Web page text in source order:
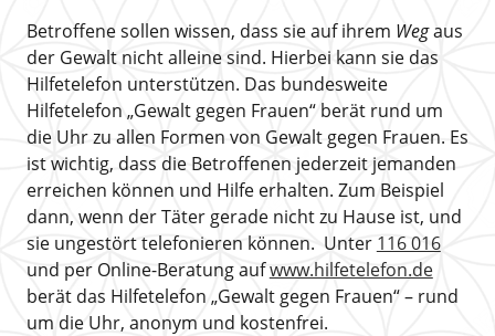
Betroffene sollen wissen, dass sie auf ihrem Wegaus
der Gewalt nicht alleine sind. Hierbei kann sie das
Hilfetelefon unterstützen. Das bundesweite
Hilfetelefon „Gewalt gegen Frauen“ berät rund um
die Uhr zu allen Formen von Gewalt gegen Frauen. Es
ist wichtig, dass die Betroffenen jederzeit jemanden
erreichen können und Hilfe erhalten. Zum Beispiel
dann, wenn der Täter gerade nicht zu Hause ist, und
sie ungestört telefonieren können. Unter 116 016
und per Online-Beratung aufwww.hilfetelefon.de
berät das Hilfetelefon „Gewalt gegen Frauen“ – rund
um die Uhr, anonym und kostenfrei.